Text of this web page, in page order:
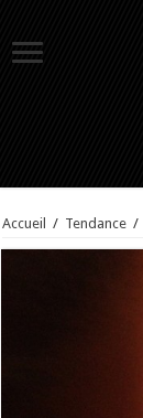
Accueil / Tendance /